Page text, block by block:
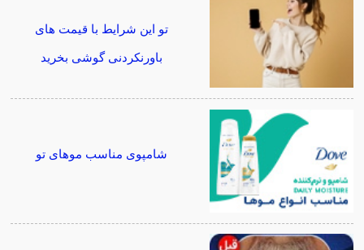
تو این شرایط با قیمت های
باورنکردنی گوشی بخرید
شامپوی مناسب موهای تو